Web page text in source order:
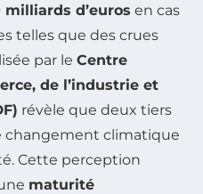
milliards d’euros en cas
telles que des crues
par le Centre
de l’industrie et
révèle que deux tiers
changement climatique
Cette perception
maturité